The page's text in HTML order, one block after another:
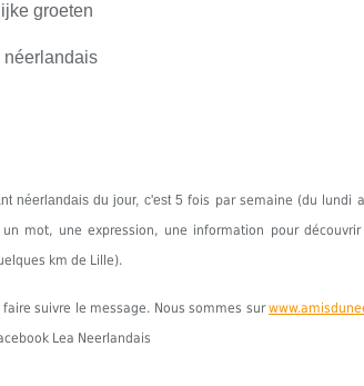
groeten
néerlandais
néerlandais du jour, c'est 5 fois par semaine (du lundi
un mot, une expression, une information pour
km de Lille).
suivre le message. Nous sommes sur
Lea Neerlandais